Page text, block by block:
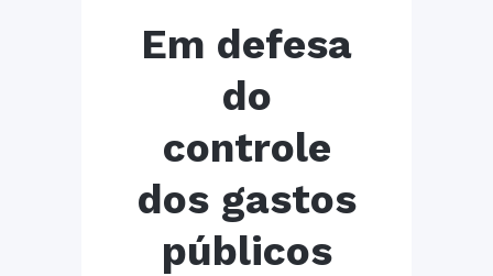
Em defesa
do
controle
dos gastos
públicos